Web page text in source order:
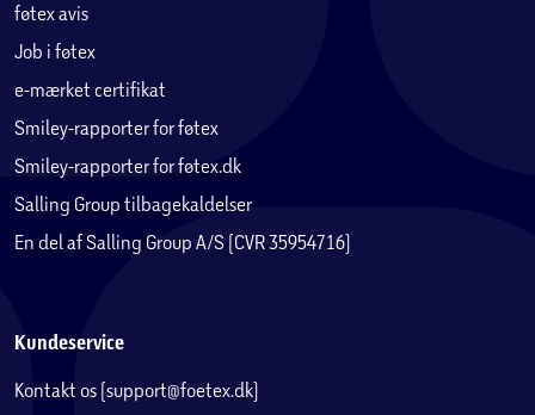
føtex avis
Job i føtex
e-mærket certifikat
Smiley-rapporter for føtex
Smiley-rapporter for føtex.dk
Salling Group tilbagekaldelser
En del af Salling Group A/S (CVR 35954716)
Kundeservice
Kontakt os (support@foetex.dk)